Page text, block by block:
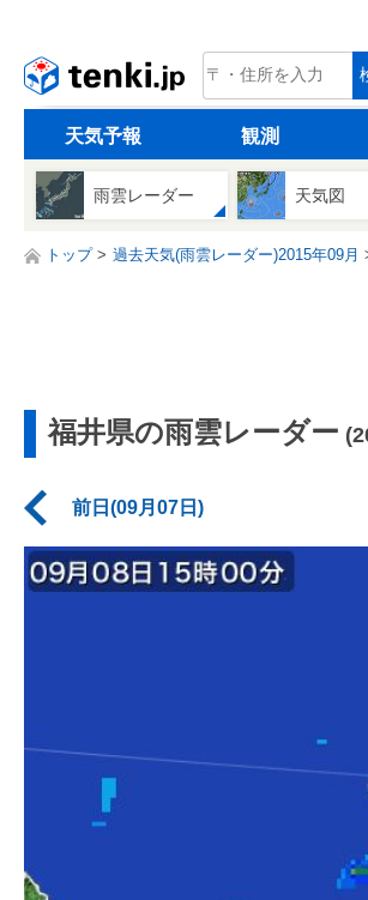
tenki.jp
天気予報 観測
雨雲レーダー 天気図
トップ 過去天気(雨雲レーダー)2015年09月
福井県の雨雲レーダー
前日(09月07日)